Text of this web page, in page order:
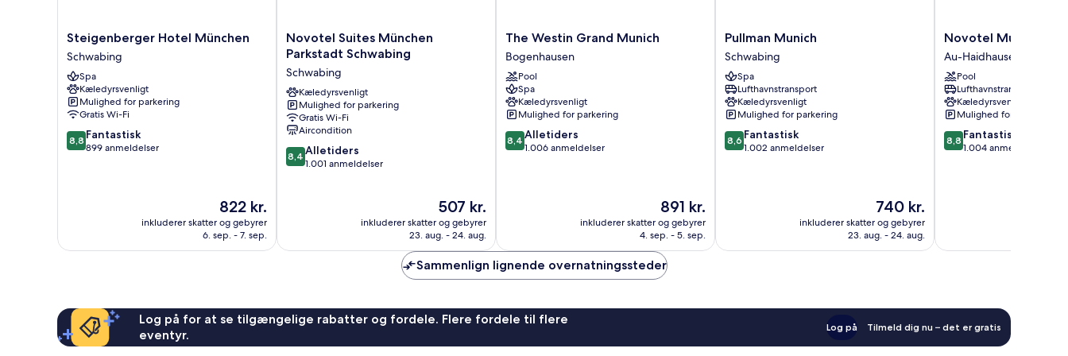
Steigenberger
Hotel
München
Schwabing
Steigenberger Hotel München
Schwabing
Spa
Kæledyrsvenligt
Mulighed for parkering
Gratis Wi-Fi
8.8
ud
8,8 Fantastisk
899 anmeldelser
Prisen
er
822 kr.
822 kr.
inkluderer skatter og gebyrer
6. sep. - 7. sep.
Novotel
Suites
Parkstadt
Schwabing
Schwabing
Novotel Suites München
Parkstadt Schwabing
Schwabing
Kæledyrsvenligt
Mulighed for parkering
Gratis Wi-Fi
Aircondition
8.4
ud
8,4 Alletiders
1.001 anmeldelser
Prisen
er
507 kr.
507 kr.
inkluderer skatter og gebyrer
23. aug. - 24. aug.
The
Westin
Grand
Munich
Bogenhausen
The Westin Grand Munich
Bogenhausen
Pool
Spa
Kæledyrsvenligt
Mulighed for parkering
8.4
ud
8,4 Alletiders
1.006 anmeldelser
Prisen
er
891 kr.
891 kr.
inkluderer skatter og gebyrer
4. sep. - 5. sep.
Pullman
Munich
Schwabing
Pullman Munich
Schwabing
Spa
Lufthavnstransport
Kæledyrsvenligt
Mulighed for parkering
8.6
ud
8,6 Fantastisk
1.002 anmeldelser
Prisen
er
740 kr.
740 kr.
inkluderer skatter og gebyrer
23. aug. - 24. aug.
Novotel
Muenchen
City
Au-
Haidhausen
Novotel Muenchen
Au-Haidhausen
Pool
Lufthavnstransport
Kæledyrsvenligt
Mulighed for parkering
8.8
ud
8,8 Fantastisk
1.004 anmeldelser
Sammenlign lignende overnatningssteder
Log på for at se tilgængelige rabatter og fordele. Flere fordele til flere
eventyr.
Log på Tilmeld dig nu – det er gratis